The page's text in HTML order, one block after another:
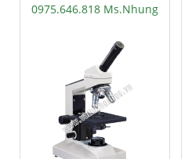
0975.646.818 Ms.Nhung